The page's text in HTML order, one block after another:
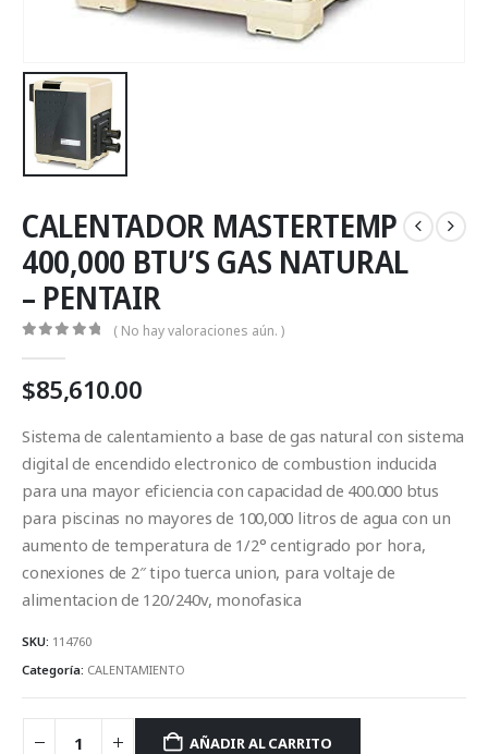
CALENTADOR MASTERTEMP
400,000 BTU’S GAS NATURAL
– PENTAIR
( No hay valoraciones aún. )
$85,610.00
Sistema de calentamiento a base de gas natural con sistema
digital de encendido electronico de combustion inducida
para una mayor eficiencia con capacidad de 400.000 btus
para piscinas no mayores de 100,000 litros de agua con un
aumento de temperatura de 1/2° centigrado por hora,
conexiones de 2″ tipo tuerca union, para voltaje de
alimentacion de 120/240v, monofasica
SKU: 114760
Categoría: CALENTAMIENTO
AÑADIR AL CARRITO